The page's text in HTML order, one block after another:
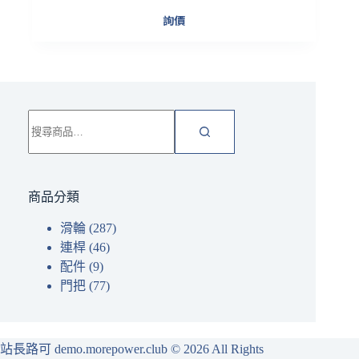
詢價
尋
關
商品分類
滑輪 (287)
連桿 (46)
配件 (9)
門把 (77)
站長路可 demo.morepower.club © 2026 All Rights